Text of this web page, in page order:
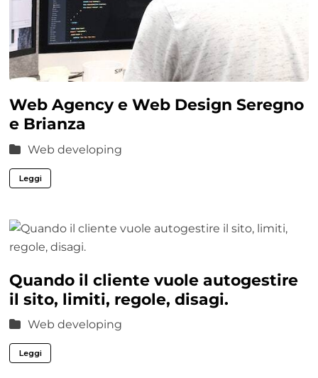
Web Agency e Web Design Seregno
e Brianza
Web developing
Leggi
Quando il cliente vuole autogestire
il sito, limiti, regole, disagi.
Web developing
Leggi